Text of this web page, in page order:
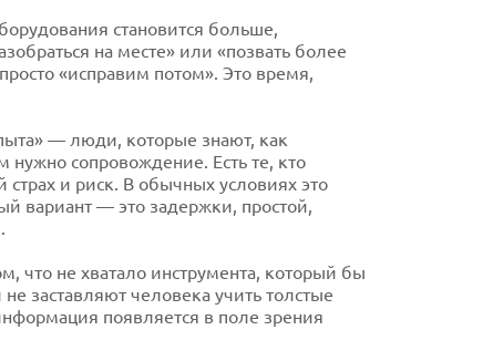
становится больше,
на месте» или «позвать более
«исправим потом». Это время,
— люди, которые знают, как
нужно сопровождение. Есть те, кто
и риск. В обычных условиях это
вариант — это задержки, простой,
что не хватало инструмента, который бы
заставляют человека учить толстые
появляется в поле зрения